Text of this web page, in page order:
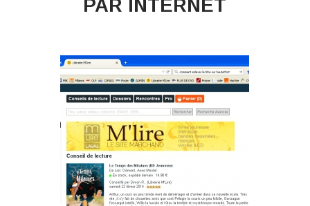
PAR INTERNET